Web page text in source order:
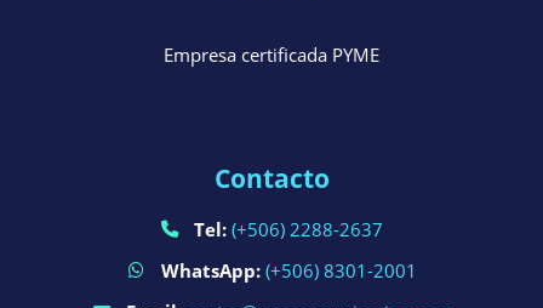
Empresa certificada PYME
Contacto
Tel: (+506) 2288-2637
WhatsApp: (+506) 8301-2001